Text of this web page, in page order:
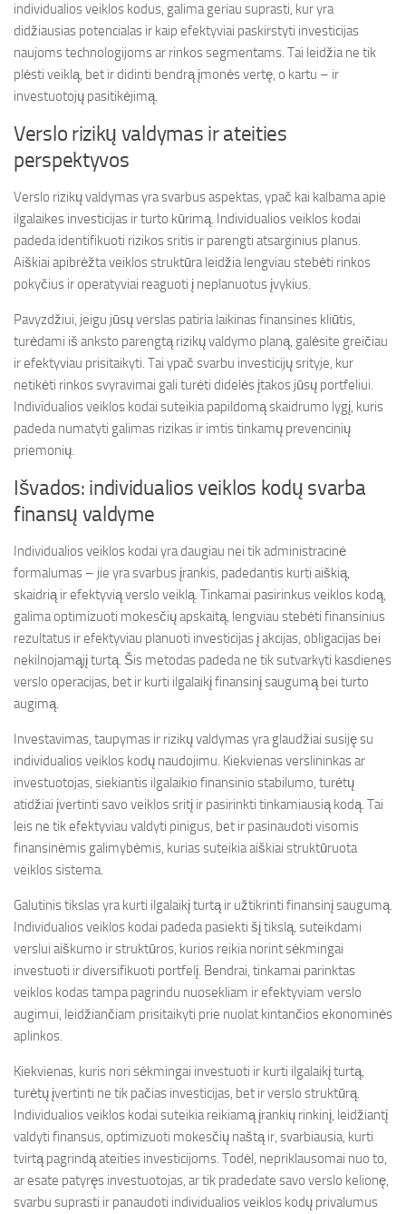
individualios veiklos kodus, galima geriau suprasti, kur yra
didžiausias potencialas ir kaip efektyviai paskirstyti investicijas
naujoms technologijoms ar rinkos segmentams. Tai leidžia ne tik
plėsti veiklą, bet ir didinti bendrą įmonės vertę, o kartu – ir
investuotojų pasitikėjimą.
Verslo rizikų valdymas ir ateities
perspektyvos
Verslo rizikų valdymas yra svarbus aspektas, ypač kai kalbama apie
ilgalaikes investicijas ir turto kūrimą. Individualios veiklos kodai
padeda identifikuoti rizikos sritis ir parengti atsarginius planus.
Aiškiai apibrėžta veiklos struktūra leidžia lengviau stebėti rinkos
pokyčius ir operatyviai reaguoti į neplanuotus įvykius.
Pavyzdžiui, jeigu jūsų verslas patiria laikinas finansines kliūtis,
turėdami iš anksto parengtą rizikų valdymo planą, galėsite greičiau
ir efektyviau prisitaikyti. Tai ypač svarbu investicijų srityje, kur
netikėti rinkos svyravimai gali turėti didelės įtakos jūsų portfeliui.
Individualios veiklos kodai suteikia papildomą skaidrumo lygį, kuris
padeda numatyti galimas rizikas ir imtis tinkamų prevencinių
priemonių.
Išvados: individualios veiklos kodų svarba
finansų valdyme
Individualios veiklos kodai yra daugiau nei tik administracinė
formalumas – jie yra svarbus įrankis, padedantis kurti aiškią,
skaidrią ir efektyvią verslo veiklą. Tinkamai pasirinkus veiklos kodą,
galima optimizuoti mokesčių apskaitą, lengviau stebėti finansinius
rezultatus ir efektyviau planuoti investicijas į akcijas, obligacijas bei
nekilnojamąjį turtą. Šis metodas padeda ne tik sutvarkyti kasdienes
verslo operacijas, bet ir kurti ilgalaikį finansinį saugumą bei turto
augimą.
Investavimas, taupymas ir rizikų valdymas yra glaudžiai susiję su
individualios veiklos kodų naudojimu. Kiekvienas verslininkas ar
investuotojas, siekiantis ilgalaikio finansinio stabilumo, turėtų
atidžiai įvertinti savo veiklos sritį ir pasirinkti tinkamiausią kodą. Tai
leis ne tik efektyviau valdyti pinigus, bet ir pasinaudoti visomis
finansinėmis galimybėmis, kurias suteikia aiškiai struktūruota
veiklos sistema.
Galutinis tikslas yra kurti ilgalaikį turtą ir užtikrinti finansinį saugumą.
Individualios veiklos kodai padeda pasiekti šį tikslą, suteikdami
verslui aiškumo ir struktūros, kurios reikia norint sėkmingai
investuoti ir diversifikuoti portfelį. Bendrai, tinkamai parinktas
veiklos kodas tampa pagrindu nuosekliam ir efektyviam verslo
augimui, leidžiančiam prisitaikyti prie nuolat kintančios ekonominės
aplinkos.
Kiekvienas, kuris nori sėkmingai investuoti ir kurti ilgalaikį turtą,
turėtų įvertinti ne tik pačias investicijas, bet ir verslo struktūrą.
Individualios veiklos kodai suteikia reikiamą įrankių rinkinį, leidžiantį
valdyti finansus, optimizuoti mokesčių naštą ir, svarbiausia, kurti
tvirtą pagrindą ateities investicijoms. Todėl, nepriklausomai nuo to,
ar esate patyręs investuotojas, ar tik pradedate savo verslo kelionę,
svarbu suprasti ir panaudoti individualios veiklos kodų privalumus